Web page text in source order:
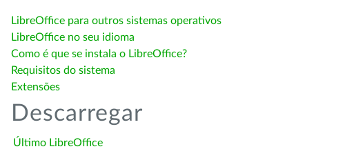
LibreOffice para outros sistemas operativos
LibreOffice no seu idioma
Como é que se instala o LibreOffice?
Requisitos do sistema
Extensões
Descarregar
Último LibreOffice